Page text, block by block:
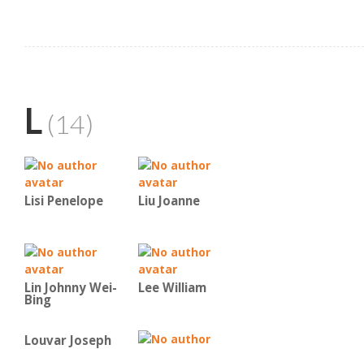
L (14)
Lisi Penelope Liu Joanne
Lin Johnny Wei-
Bing
Lee William
Louvar Joseph